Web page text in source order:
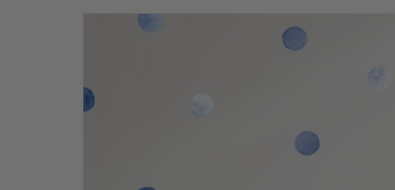
Andre kjøpte produkter
bildegalleri